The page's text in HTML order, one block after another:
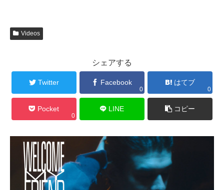
Videos
シェアする
Twitter Facebook
0
はてブ
0
Pocket
0
LINE コピー